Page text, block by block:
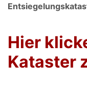
Hier
Kataster